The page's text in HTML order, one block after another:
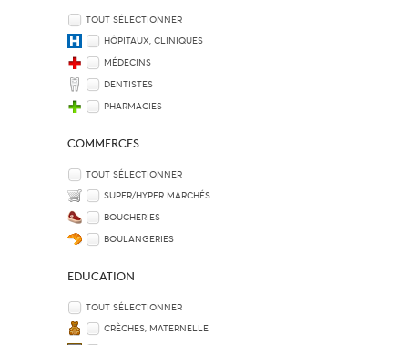
TOUT SÉLECTIONNER
HÔPITAUX, CLINIQUES
MÉDECINS
DENTISTES
PHARMACIES
COMMERCES
TOUT SÉLECTIONNER
SUPER/HYPER MARCHÉS
BOUCHERIES
BOULANGERIES
EDUCATION
TOUT SÉLECTIONNER
CRÈCHES, MATERNELLE